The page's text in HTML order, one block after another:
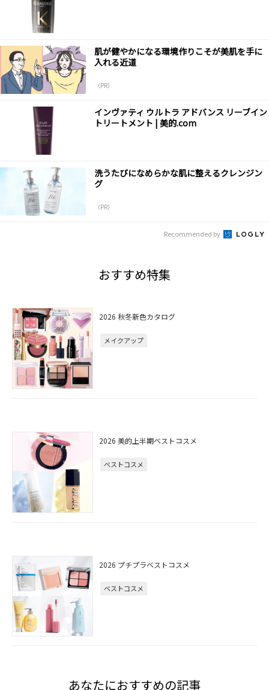
肌が健やかになる環境作りこそが美肌を手に
入れる近道
（PR）
インヴァティ ウルトラ アドバンス リーブイン
トリートメント | 美的.com
洗うたびになめらかな肌に整えるクレンジン
グ
（PR）
Recommended by
おすすめ特集
2026 秋冬新色カタログ
メイクアップ
2026 美的上半期ベストコスメ
ベストコスメ
2026 プチプラベストコスメ
ベストコスメ
あなたにおすすめの記事